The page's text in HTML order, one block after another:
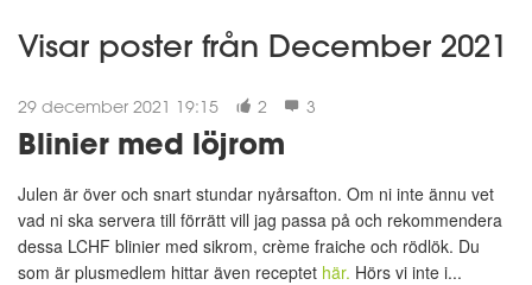
Visar poster från December 2021
29 december 2021 19:15 2 3
Blinier med löjrom
Julen är över och snart stundar nyårsafton. Om ni inte ännu vet
vad ni ska servera till förrätt vill jag passa på och rekommendera
dessa LCHF blinier med sikrom, crème fraiche och rödlök. Du
som är plusmedlem hittar även receptet här. Hörs vi inte i...